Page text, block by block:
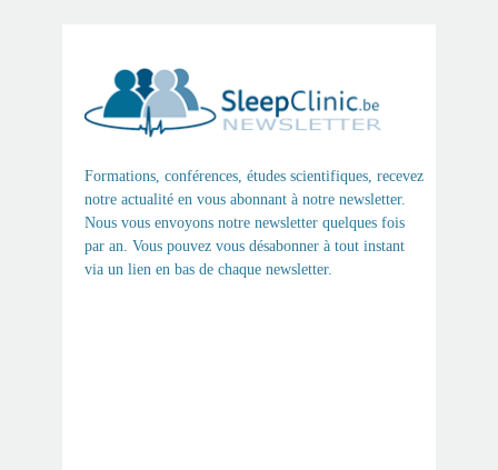
Formations, conférences, études scientifiques, recevez
notre actualité en vous abonnant à notre newsletter.
Nous vous envoyons notre newsletter quelques fois
par an. Vous pouvez vous désabonner à tout instant
via un lien en bas de chaque newsletter.